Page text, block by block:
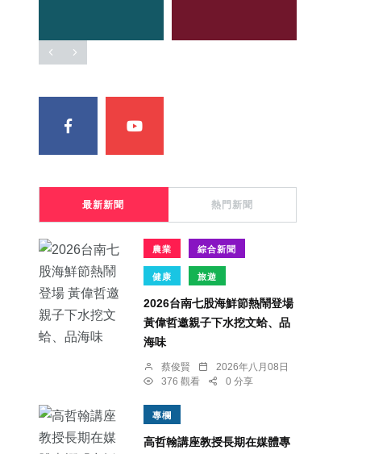
最新新聞 熱門新聞
農業 綜合新聞
健康 旅遊
2026台南七股海鮮節熱鬧登場
黃偉哲邀親子下水挖文蛤、品
海味
蔡俊賢
2026年八月08日
376 觀看
0 分享
專欄
高哲翰講座教授長期在媒體專